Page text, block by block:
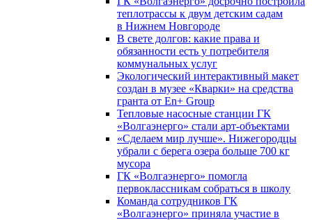
теплотрассы к двум детским садам
в Нижнем Новгороде
В свете долгов: какие права и
обязанности есть у потребителя
коммунальных услуг
Экологический интерактивный макет
создан в музее «Кварки» на средства
гранта от En+ Group
Тепловые насосные станции ГК
«Волгаэнерго» стали арт-объектами
«Сделаем мир лучше». Нижегородцы
убрали с берега озера больше 700 кг
мусора
ГК «Волгаэнерго» помогла
первоклассникам собраться в школу
Команда сотрудников ГК
«Волгаэнерго» приняла участие в